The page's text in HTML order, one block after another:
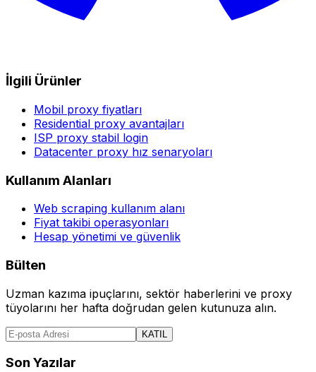
İlgili Ürünler
Mobil proxy fiyatları
Residential proxy avantajları
ISP proxy stabil login
Datacenter proxy hız senaryoları
Kullanım Alanları
Web scraping kullanım alanı
Fiyat takibi operasyonları
Hesap yönetimi ve güvenlik
Bülten
Uzman kazıma ipuçlarını, sektör haberlerini ve proxy
tüyolarını her hafta doğrudan gelen kutunuza alın.
KATIL
Son Yazılar